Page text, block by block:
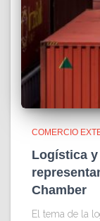
COMERCIO
Logística
Chamber
El tema de la